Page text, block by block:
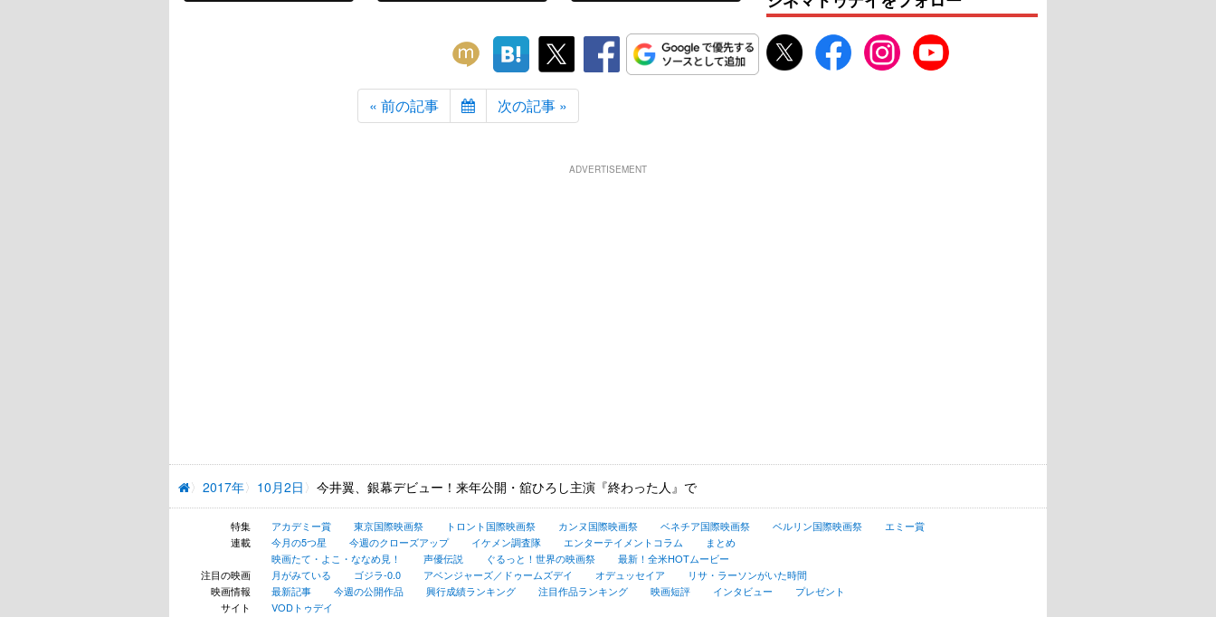
« 前の記事 次の記事 »
ADVERTISEMENT
2017年 10月2日 今井翼、銀幕デビュー！来年公開・舘ひろし主演『終わった人』で
特集 アカデミー賞 東京国際映画祭 トロント国際映画祭 カンヌ国際映画祭 ベネチア国際映画祭 ベルリン国際映画祭
エミー賞
連載
今月の5つ星 今週のクローズアップ イケメン調査隊 エンターテイメントコラム
まとめ
映画たて・よこ・ななめ見！
声優伝説 ぐるっと！世界の映画祭
最新！全米HOTムービー
注目の映画
月がみている ゴジラ-0.0 アベンジャーズ／ドゥームズデイ オデュッセイア
リサ・ラーソンがいた時間
映画情報
最新記事 今週の公開作品 興行成績ランキング 注目作品ランキング 映画短評 インタビュー
プレゼント
サイト
VODトゥデイ